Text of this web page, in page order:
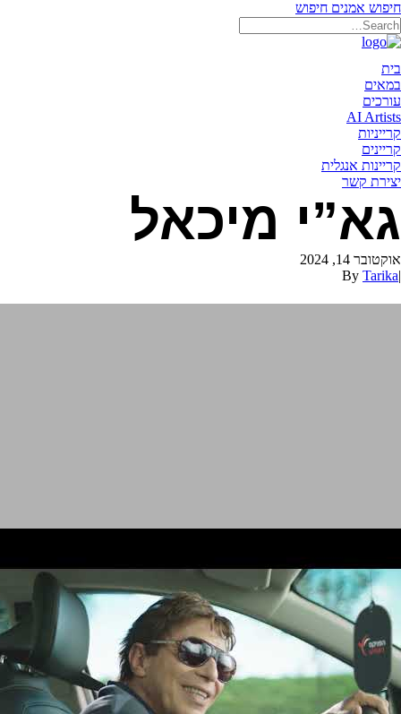
חיפוש אמנים חיפוש
בית
במאים
עורכים
AI Artists
קרייניות
קריינים
קריינות אנגלית
יצירת קשר
גא”י מיכאל
אוקטובר 14, 2024
|
By Tarika